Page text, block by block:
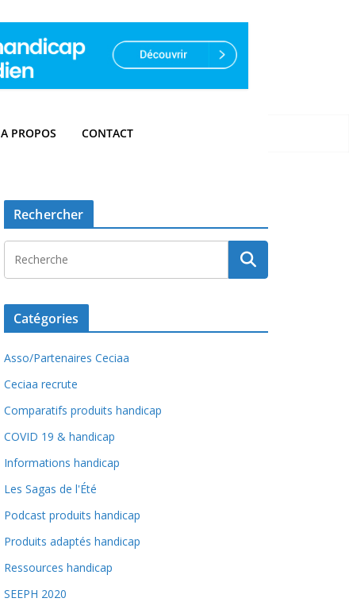
A PROPOS CONTACT
Rechercher
Catégories
Asso/Partenaires Ceciaa
Ceciaa recrute
Comparatifs produits handicap
COVID 19 & handicap
Informations handicap
Les Sagas de l'Été
Podcast produits handicap
Produits adaptés handicap
Ressources handicap
SEEPH 2020